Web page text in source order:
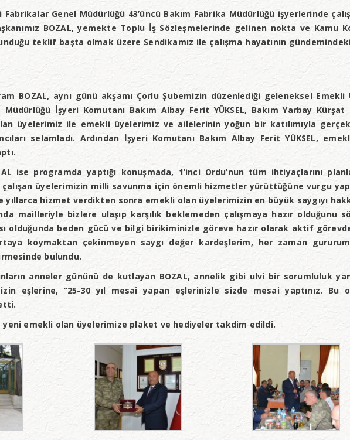
Fabrikalar Genel Müdürlüğü 43’üncü Bakım Fabrika Müdürlüğü işyerlerinde
BOZAL, yemekte Toplu İş Sözleşmelerinde gelinen nokta ve Kamu
teklif başta olmak üzere Sendikamız ile çalışma hayatının
BOZAL, aynı günü akşamı Çorlu Şubemizin düzenlediği geleneksel Emekli
Müdürlüğü İşyeri Komutanı Bakım Albay Ferit YÜKSEL, Bakım Yarbay Kürşat
üyelerimiz ile emekli üyelerimiz ve ailelerinin yoğun bir katılımıyla
selamladı. Ardından İşyeri Komutanı Bakım Albay Ferit YÜKSEL,
ise programda yaptığı konuşmada, 1’inci Ordu’nun tüm ihtiyaçlarını
üyelerimizin milli savunma için önemli hizmetler yürüttüğüne vurgu
yıllarca hizmet verdikten sonra emekli olan üyelerimizin en büyük saygıyı
mailleriyle bizlere ulaşıp karşılık beklemeden çalışmaya hazır
olduğunda beden gücü ve bilgi birikiminizle göreve hazır olarak aktif
koymaktan çekinmeyen saygı değer kardeşlerim, her zaman
bulundu.
anneler gününü de kutlayan BOZAL, annelik gibi ulvi bir sorumluluk
eşlerine, “25-30 yıl mesai yapan eşlerinizle sizde mesai yaptınız. Bu
yeni emekli olan üyelerimize plaket ve hediyeler takdim edildi.